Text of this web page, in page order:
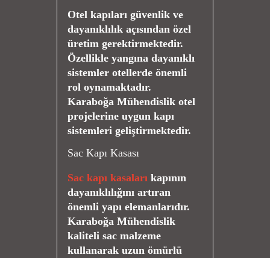
Otel kapıları güvenlik ve
dayanıklılık açısından özel
üretim gerektirmektedir.
Özellikle yangına dayanıklı
sistemler otellerde önemli
rol oynamaktadır.
Karaboğa Mühendislik otel
projelerine uygun kapı
sistemleri geliştirmektedir.
Sac Kapı Kasası
Sac kapı kasaları kapının
dayanıklılığını artıran
önemli yapı elemanlarıdır.
Karaboğa Mühendislik
kaliteli sac malzeme
kullanarak uzun ömürlü